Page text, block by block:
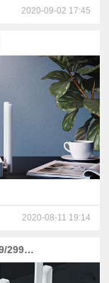
2020-09-02 17:45
2020-08-11 19:14
小米商城上架两款 WiFi 5 路由器：售价 199/299 元